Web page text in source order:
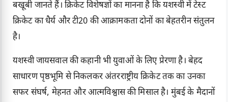
बखूबी जानते हैं। क्रिकेट विशेषज्ञों का मानना है कि यशस्वी में टेस्ट
क्रिकेट का धैर्य और टी20 की आक्रामकता दोनों का बेहतरीन संतुलन
है।
यशस्वी जायसवाल की कहानी भी युवाओं के लिए प्रेरणा है। बेहद
साधारण पृष्ठभूमि से निकलकर अंतरराष्ट्रीय क्रिकेट तक का उनका
सफर संघर्ष, मेहनत और आत्मविश्वास की मिसाल है। मुंबई के मैदानों